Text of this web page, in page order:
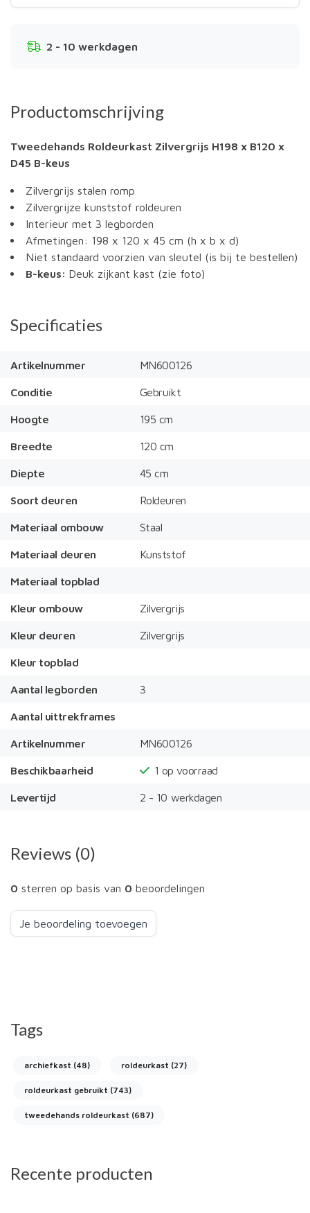
2 - 10 werkdagen
Productomschrijving
Tweedehands Roldeurkast Zilvergrijs H198 x B120 x
D45 B-keus
Zilvergrijs stalen romp
Zilvergrijze kunststof roldeuren
Interieur met 3 legborden
Afmetingen: 198 x 120 x 45 cm (h x b x d)
Niet standaard voorzien van sleutel (is bij te bestellen)
B-keus: Deuk zijkant kast (zie foto)
Specificaties
Artikelnummer MN600126
Conditie Gebruikt
Hoogte 195 cm
Breedte 120 cm
Diepte 45 cm
Soort deuren Roldeuren
Materiaal ombouw Staal
Materiaal deuren Kunststof
Materiaal topblad
Kleur ombouw Zilvergrijs
Kleur deuren Zilvergrijs
Kleur topblad
Aantal legborden 3
Aantal uittrekframes
Artikelnummer MN600126
Beschikbaarheid 1 op voorraad
Levertijd 2 - 10 werkdagen
Reviews (0)
0 sterren op basis van 0 beoordelingen
Je beoordeling toevoegen
Tags
archiefkast (48) roldeurkast (27)
roldeurkast gebruikt (743)
tweedehands roldeurkast (687)
Recente producten